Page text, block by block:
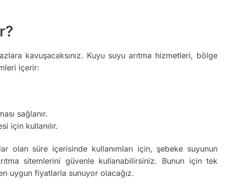
kavuşacaksınız. Kuyu suyu arıtma hizmetleri, bölge
içerir:
sağlanır.
için kullanılır.
olan süre içerisinde kullanımları için, şebeke suyunun
sitemlerini güvenle kullanabilirsiniz. Bunun için tek
uygun fiyatlarla sunuyor olacağız.